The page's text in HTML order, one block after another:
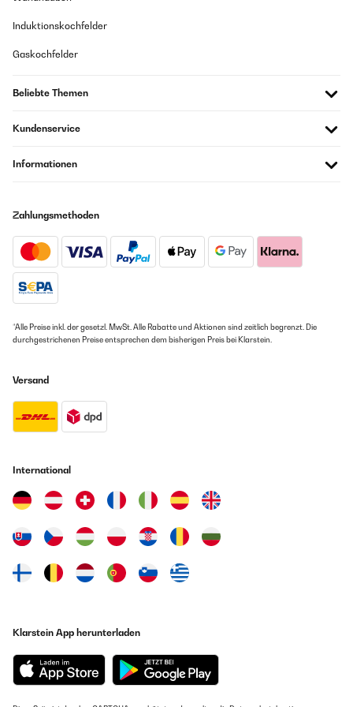
Ottimo prodotto lo consiglio
Utente Amazon
maravilla, en un bajo cubierta diafano de 30 metros cuadrados
baja la humedad muy rápido, el ruido es bastante poco en
comparación con otros dos deshumidificadores que tengo de
buenas marcas, se controla por wifi, la aplicación es superfacil
de poner a funcionar, detecta el deshumidificador rápidamente,
se puede programar por horas o para que entre o pare a partir
de cierto porcentaje de humedad. Solo recordar que no trae tubo
de drenaje, solo tiene la opción del depósito.
Usuario/a de amazon
Übersetzen
Avions besoin de cet appareil suite à une inondation dans notre
mettrais juste un petit Bémol sur la porte arrière, (emplacement
Utilisateur d'Amazon
Übersetzen
diseño. siguiendo las instrucciones del fabricante, (esperar 2h
antes de la 1a puesta en marcha, retirar los sellantes de la tapa
del deposito y colocar los filtros) lo ponemos en marcha, es
silencioso y el enlace wifi ya sea con la app de Klarstein o Tuya
es rapida y facil.puesta e funcionamento muy facil y rapida.
Induktionskochfelder
Gaskochfelder
Beliebte Themen
Kundenservice
Informationen
Zahlungsmethoden
*Alle Preise inkl. der gesetzl. MwSt. Alle Rabatte und Aktionen sind zeitlich begrenzt. Die
durchgestrichenen Preise entsprechen dem bisherigen Preis bei Klarstein.
Versand
International
Klarstein App herunterladen